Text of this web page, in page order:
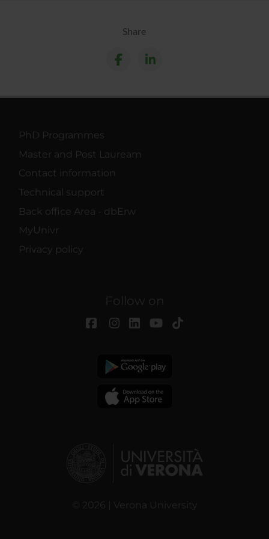
Share
PhD Programmes
Master and Post Lauream
Contact information
Technical support
Back office Area - dbErw
MyUnivr
Privacy policy
Follow on
© 2026 | Verona University